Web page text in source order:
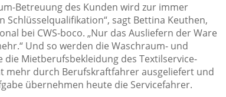
Betreuung des Kunden wird zur immer
Schlüsselqualifikation“, sagt Bettina Keuthen,
bei CWS-boco. „Nur das Ausliefern der Ware
Und so werden die Waschraum- und
die Mietberufsbekleidung des Textilservice-
mehr durch Berufskraftfahrer ausgeliefert und
übernehmen heute die Servicefahrer.